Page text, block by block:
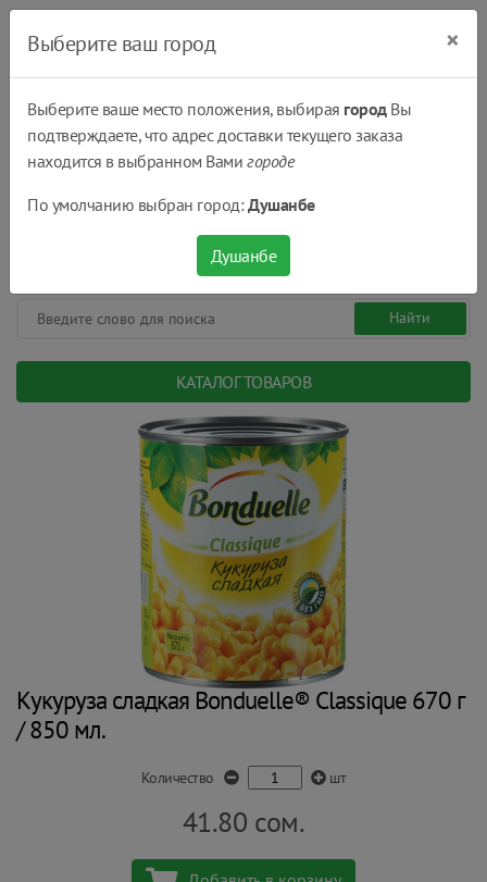
КАТАЛОГ ТОВАРОВ
Кукуруза сладкая Bonduelle® Classique 670 г
/ 850 мл.
Количество шт
41.80 сом.
Выберите ваш город ×
Выберите ваше место положения, выбирая городВы
подтверждаете, что адрес доставки текущего заказа
находится в выбранном Вамигороде
По умолчанию выбран город:Душанбе
Душанбе